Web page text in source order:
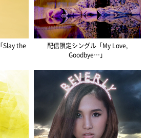
Slay the
配信限定シングル「My Love,
Goodbye…」